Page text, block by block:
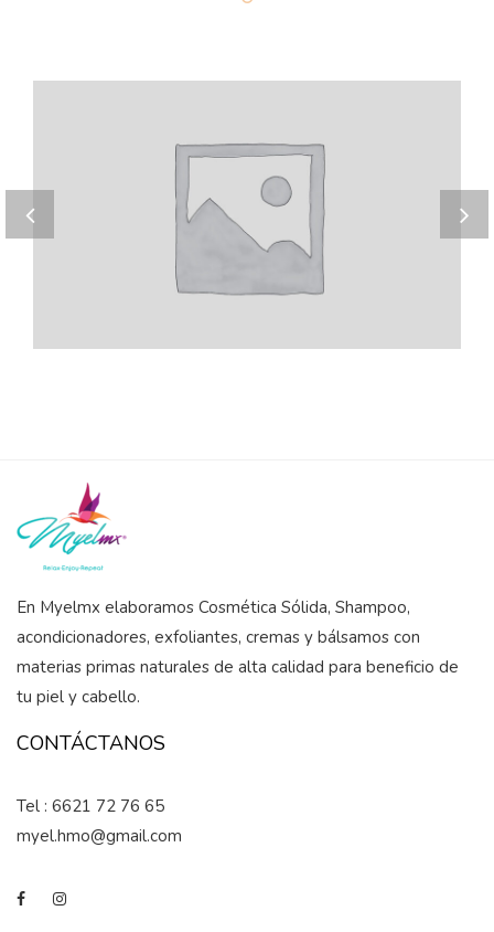
Landing 4
Cupidatat non proident
En Myelmx elaboramos Cosmética Sólida, Shampoo,
acondicionadores, exfoliantes, cremas y bálsamos con
materias primas naturales de alta calidad para beneficio de
tu piel y cabello.
CONTÁCTANOS
Tel : 6621 72 76 65
myel.hmo@gmail.com